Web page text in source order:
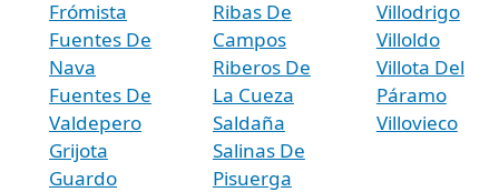
Frómista
Fuentes De
Nava
Fuentes De
Valdepero
Grijota
Guardo
Ribas De
Campos
Riberos De
La Cueza
Saldaña
Salinas De
Pisuerga
Villodrigo
Villoldo
Villota Del
Páramo
Villovieco